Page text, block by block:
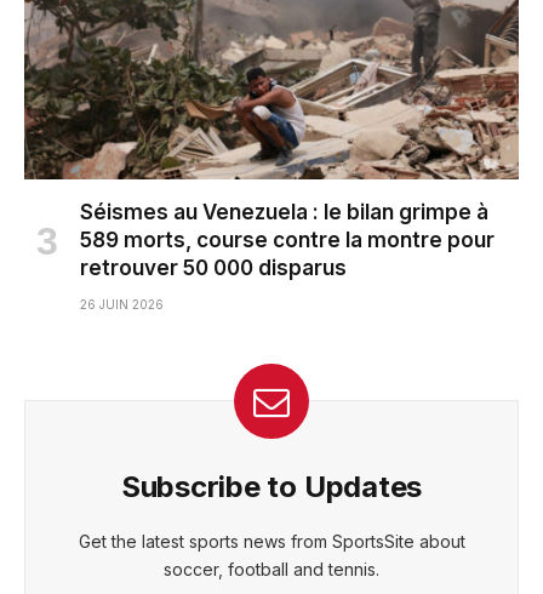
Séismes au Venezuela : le bilan grimpe à
589 morts, course contre la montre pour
retrouver 50 000 disparus
26 JUIN 2026
Subscribe to Updates
Get the latest sports news from SportsSite about
soccer, football and tennis.